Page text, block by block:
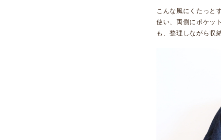
こんな風にくたっと
使い、両側にポケッ
も、整理しながら収